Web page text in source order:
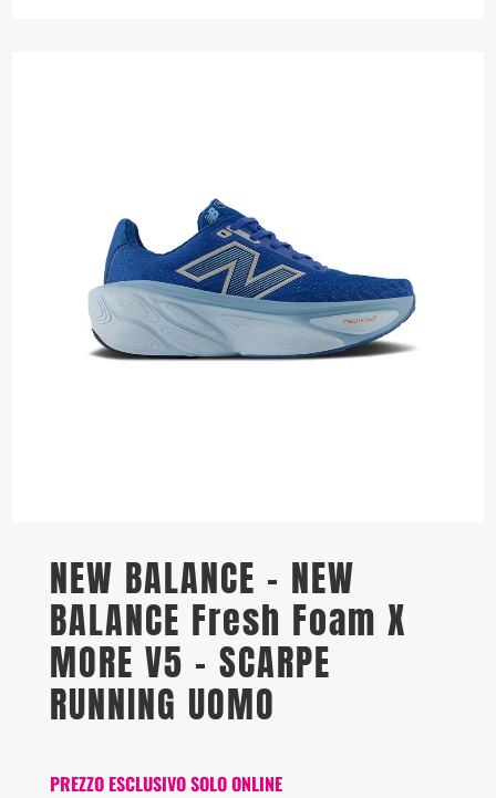
NEW BALANCE – NEW
BALANCE Fresh Foam X
MORE V5 – SCARPE
RUNNING UOMO
PREZZO ESCLUSIVO SOLO ONLINE